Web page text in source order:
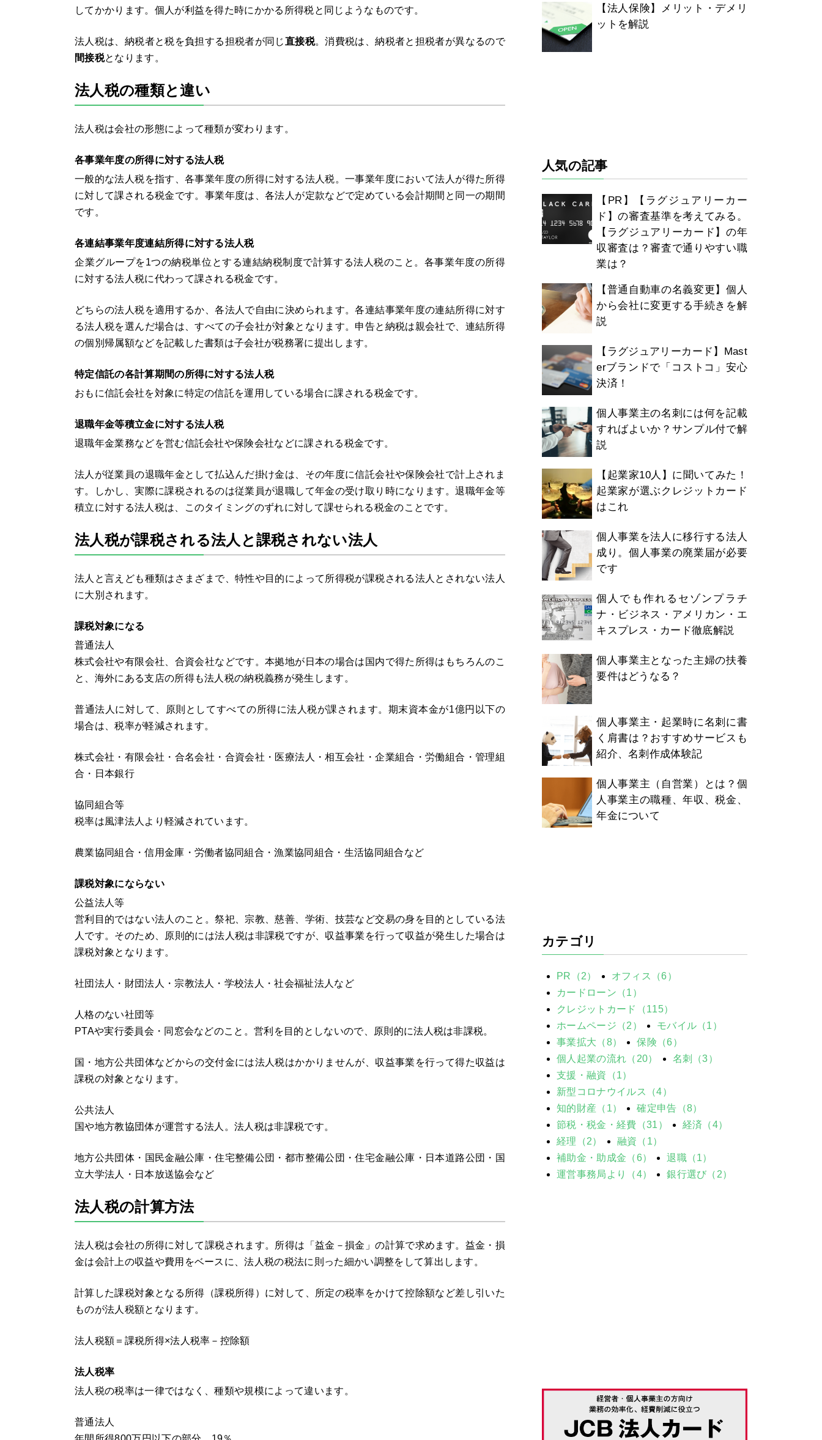
してかかります。個人が利益を得た時にかかる所得税と同じようなものです。
法人税は、納税者と税を負担する担税者が同じ直接税。消費税は、納税者と担税者が異なるので
間接税となります。
法人税の種類と違い
法人税は会社の形態によって種類が変わります。
各事業年度の所得に対する法人税
一般的な法人税を指す、各事業年度の所得に対する法人税。一事業年度において法人が得た所得
に対して課される税金です。事業年度は、各法人が定款などで定めている会計期間と同一の期間
です。
各連結事業年度連結所得に対する法人税
企業グループを1つの納税単位とする連結納税制度で計算する法人税のこと。各事業年度の所得
に対する法人税に代わって課される税金です。
どちらの法人税を適用するか、各法人で自由に決められます。各連結事業年度の連結所得に対す
る法人税を選んだ場合は、すべての子会社が対象となります。申告と納税は親会社で、連結所得
の個別帰属額などを記載した書類は子会社が税務署に提出します。
特定信託の各計算期間の所得に対する法人税
おもに信託会社を対象に特定の信託を運用している場合に課される税金です。
退職年金等積立金に対する法人税
退職年金業務などを営む信託会社や保険会社などに課される税金です。
法人が従業員の退職年金として払込んだ掛け金は、その年度に信託会社や保険会社で計上されま
す。しかし、実際に課税されるのは従業員が退職して年金の受け取り時になります。退職年金等
積立に対する法人税は、このタイミングのずれに対して課せられる税金のことです。
法人税が課税される法人と課税されない法人
法人と言えども種類はさまざまで、特性や目的によって所得税が課税される法人とされない法人
に大別されます。
課税対象になる
普通法人
株式会社や有限会社、合資会社などです。本拠地が日本の場合は国内で得た所得はもちろんのこ
と、海外にある支店の所得も法人税の納税義務が発生します。
普通法人に対して、原則としてすべての所得に法人税が課されます。期末資本金が1億円以下の
場合は、税率が軽減されます。
株式会社・有限会社・合名会社・合資会社・医療法人・相互会社・企業組合・労働組合・管理組
合・日本銀行
協同組合等
税率は風津法人より軽減されています。
農業協同組合・信用金庫・労働者協同組合・漁業協同組合・生活協同組合など
課税対象にならない
公益法人等
営利目的ではない法人のこと。祭祀、宗教、慈善、学術、技芸など交易の身を目的としている法
人です。そのため、原則的には法人税は非課税ですが、収益事業を行って収益が発生した場合は
課税対象となります。
社団法人・財団法人・宗教法人・学校法人・社会福祉法人など
人格のない社団等
PTAや実行委員会・同窓会などのこと。営利を目的としないので、原則的に法人税は非課税。
国・地方公共団体などからの交付金には法人税はかかりませんが、収益事業を行って得た収益は
課税の対象となります。
公共法人
国や地方教協団体が運営する法人。法人税は非課税です。
地方公共団体・国民金融公庫・住宅整備公団・都市整備公団・住宅金融公庫・日本道路公団・国
立大学法人・日本放送協会など
法人税の計算方法
法人税は会社の所得に対して課税されます。所得は「益金－損金」の計算で求めます。益金・損
金は会計上の収益や費用をベースに、法人税の税法に則った細かい調整をして算出します。
計算した課税対象となる所得（課税所得）に対して、所定の税率をかけて控除額など差し引いた
ものが法人税額となります。
法人税額＝課税所得×法人税率－控除額
法人税率
法人税の税率は一律ではなく、種類や規模によって違います。
普通法人
【法人保険】メリット・デメリ
ットを解説
人気の記事
【PR】【ラグジュアリーカー
ド】の審査基準を考えてみる。
【ラグジュアリーカード】の年
収審査は？審査で通りやすい職
業は？
【普通自動車の名義変更】個人
から会社に変更する手続きを解
説
【ラグジュアリーカード】Mast
erブランドで「コストコ」安心
決済！
個人事業主の名刺には何を記載
すればよいか？サンプル付で解
説
【起業家10人】に聞いてみた！
起業家が選ぶクレジットカード
はこれ
個人事業を法人に移行する法人
成り。個人事業の廃業届が必要
です
個人でも作れるセゾンプラチ
ナ・ビジネス・アメリカン・エ
キスプレス・カード徹底解説
個人事業主となった主婦の扶養
要件はどうなる？
個人事業主・起業時に名刺に書
く肩書は？おすすめサービスも
紹介、名刺作成体験記
個人事業主（自営業）とは？個
人事業主の職種、年収、税金、
年金について
カテゴリ
PR（2）
オフィス（6）
カードローン（1）
クレジットカード（115）
ホームページ（2）
モバイル（1）
事業拡大（8）
保険（6）
個人起業の流れ（20）
名刺（3）
支援・融資（1）
新型コロナウイルス（4）
知的財産（1）
確定申告（8）
節税・税金・経費（31）
経済（4）
経理（2）
融資（1）
補助金・助成金（6）
退職（1）
運営事務局より（4）
銀行選び（2）